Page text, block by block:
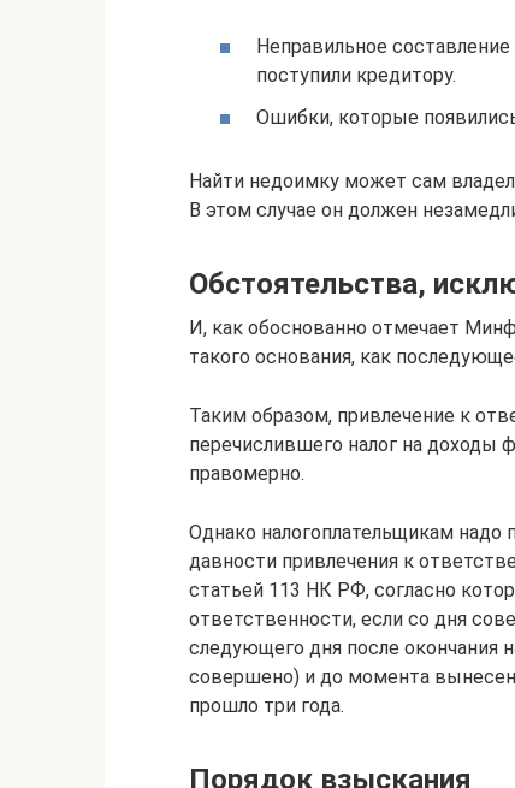
Неправильное
поступили кредитору.
Ошибки, которые
Найти недоимку может сам
В этом случае он должен
Обстоятельства,
И, как обоснованно отмечает
такого основания, как
Таким образом, привлечение к
перечислившего налог на доходы
правомерно.
Однако налогоплательщикам
давности привлечения к
статьей 113 НК РФ, согласно
ответственнос­ти, если со дня
следующего дня после окончания
совершено) и до момента
прошло три года.
Порядок взыскания